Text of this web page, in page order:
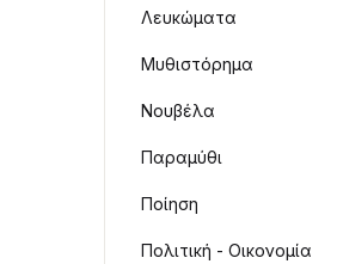
Λευκώματα
Μυθιστόρημα
Νουβέλα
Παραμύθι
Ποίηση
Πολιτική - Οικονομία